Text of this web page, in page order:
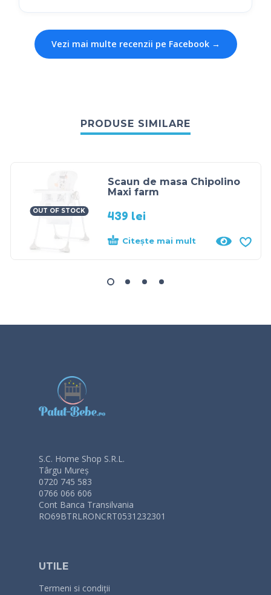
Vezi mai multe recenzii pe Facebook →
PRODUSE SIMILARE
OUT OF STOCK
Scaun de masa Chipolino
Maxi farm
439 lei
Citește mai mult
S.C. Home Shop S.R.L.
Târgu Mureș
0720 745 583
0766 066 606
Cont Banca Transilvania
RO69BTRLRONCRT0531232301
UTILE
Termeni si condiții